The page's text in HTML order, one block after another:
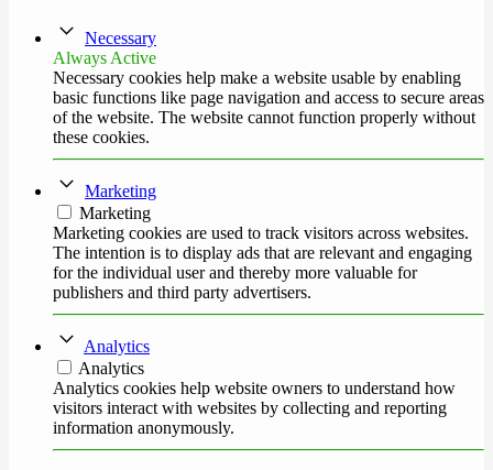
Necessary
Always Active
Necessary cookies help make a website usable by enabling
basic functions like page navigation and access to secure areas
of the website. The website cannot function properly without
these cookies.
Marketing
Marketing
Marketing cookies are used to track visitors across websites.
The intention is to display ads that are relevant and engaging
for the individual user and thereby more valuable for
publishers and third party advertisers.
Analytics
Analytics
Analytics cookies help website owners to understand how
visitors interact with websites by collecting and reporting
information anonymously.